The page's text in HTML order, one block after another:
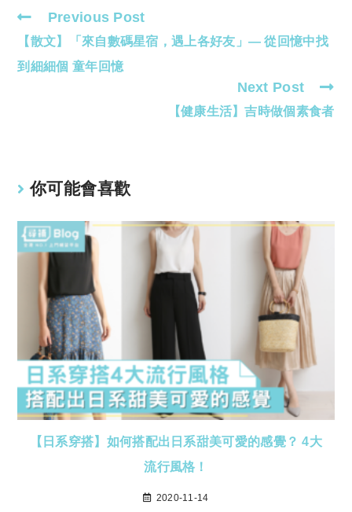
Read
more
articles
Previous Post
【散文】「來自數碼星宿，遇上各好友」— 從回憶中找
到細細個 童年回憶
Next Post
【健康生活】吉時做個素食者
你可能會喜歡
【日系穿搭】如何搭配出日系甜美可愛的感覺？ 4大
流行風格！
2020-11-14